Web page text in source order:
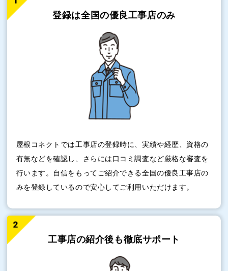
登録は全国の優良工事店のみ
屋根コネクトでは工事店の登録時に、実績や経歴、資格の
有無などを確認し、さらには口コミ調査など厳格な審査を
行います。自信をもってご紹介できる全国の優良工事店の
みを登録しているので安心してご利用いただけます。
工事店の紹介後も徹底サポート